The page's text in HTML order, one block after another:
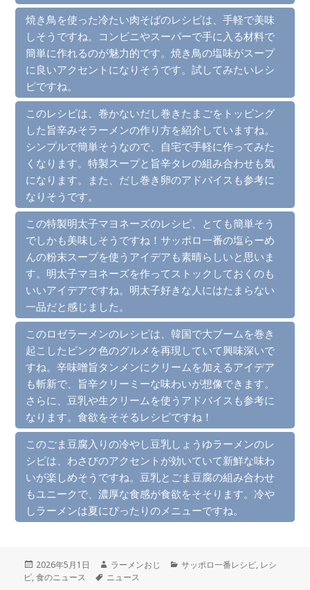
焼き鳥を使った冷たい肉そばのレシピは、手軽で美味
しそうですね。コンビニやスーパーで手に入る材料で
簡単に作れるのが魅力的です。焼き鳥の塩味がスープ
に良いアクセントになりそうです。試してみたいレシ
ピですね。
このレシピは、巻かないだし巻きたまごをトッピング
した旨辛みそラーメンの作り方を紹介していますね。
シンプルで簡単そうなので、自宅で手軽に作ってみた
くなります。特製スープと旨辛タレの組み合わせも気
になります。また、だし巻き卵のアドバイスも参考に
なりそうです。
この特製明太子マヨネーズのレシピ、とても簡単そう
でしかも美味しそうですね！サッポロ一番の塩らーめ
んの粉末スープを使うアイデアも素晴らしいと思いま
す。明太子マヨネーズを作ってストックしておくのも
いいアイデアですね。明太子好きな人にはたまらない
一品だと感じました。
このロゼラーメンのレシピは、韓国で大ブームを巻き
起こしたピンク色のグルメを再現していて興味深いで
すね。辛味噌旨タンメンにクリームを加えるアイデア
も斬新で、旨辛クリーミーな味わいが想像できます。
さらに、豆乳や生クリームを使うアドバイスも参考に
なります。食欲をそそるレシピですね！
このごま豆腐入りの冷やし豆乳しょうゆラーメンのレ
シピは、わさびのアクセントが効いていて新鮮な味わ
いが楽しめそうですね。豆乳とごま豆腐の組み合わせ
もユニークで、濃厚な食感が食欲をそそります。冷や
しラーメンは夏にぴったりのメニューですね。
投
稿
2026年5月1日
作
成
ラーメンおじ
カ
サッポロ一番レシピ, レシ
ピ,食のニュース
タ
ニュース